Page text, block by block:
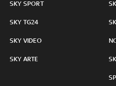
SKY SPORT
SKY TG24
SKY VIDEO
SKY ARTE